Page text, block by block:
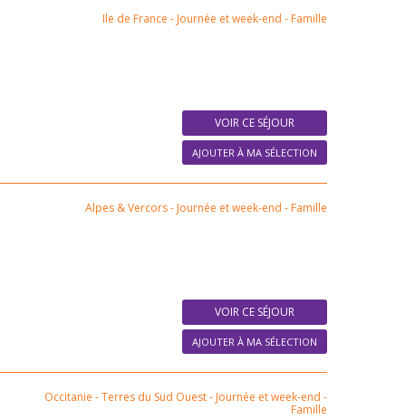
Ile de France - Journée et week-end - Famille
VOIR CE SÉJOUR
AJOUTER À MA SÉLECTION
Alpes & Vercors- Journée et week-end - Famille
VOIR CE SÉJOUR
AJOUTER À MA SÉLECTION
Occitanie - Terres du Sud Ouest- Journée et week-end -
Famille